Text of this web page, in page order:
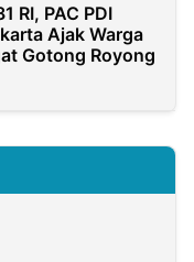
RI, PAC PDI
Ajak Warga
Gotong Royong